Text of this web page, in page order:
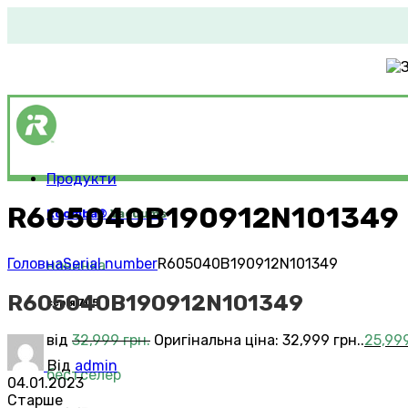
Продукти
Roomba®Vacuums
новинка
серія 705
від 32,999грн. Оригінальна ціна: 32,999 грн..
бестселер
R605040B190912N101349
ГоловнаSerial numberR605040B190912N101349
R605040B190912N101349
Від admin
04.01.2023
Старше